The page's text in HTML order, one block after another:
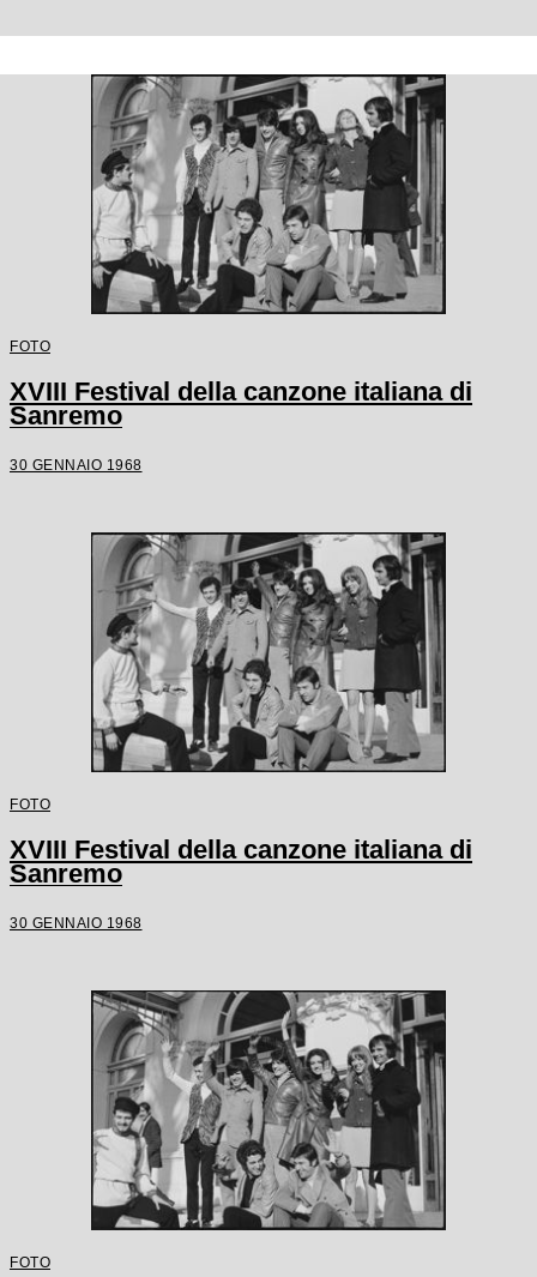
FOTO
XVIII Festival della canzone italiana di
Sanremo
30 GENNAIO 1968
FOTO
XVIII Festival della canzone italiana di
Sanremo
30 GENNAIO 1968
FOTO